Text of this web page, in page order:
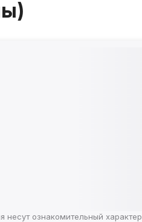
несут ознакомительный характер